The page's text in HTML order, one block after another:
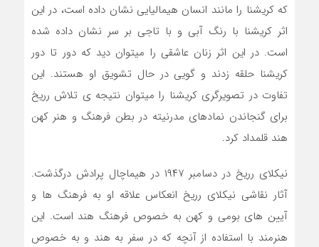
که کریشنا را مانند انسان هیمالیایی نشان داده است، در این
اثر کریشنا با رنگ آبی و با تاجی بر سر نشان داده شده
است. در این اثر زنان عاشقی را میتوان دید که دور تا دور
کریشنا حلقه زدند و گویی در حال تشویق او هستند. این
تفاوت در تصویرگری کریشنا را میتوان نتیجه ی تلاش رریخ
برای گنجاندن نمادهای مدرنیته در بطن فرهنگ و هنر کهن
هند قلمداد کرد.
نیکلای رریخ در دسامبر ۱۹۴۷ در هیماچال پرادش درگذشت.
آثار نقاشی نیکلای رریخ انعکاس علاقه او به فرهنگ ها و
آیین های بومی و کهن به خصوص فرهنگ هند است. این
هنرمند با استفاده از آنچه که در سفر به هند و به خصوص